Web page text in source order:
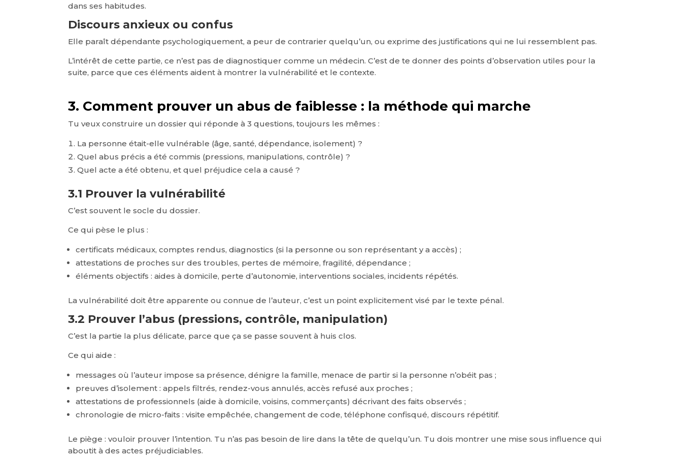
dans ses habitudes.
Discours anxieux ou confus
Elle paraît dépendante psychologiquement, a peur de contrarier quelqu’un, ou exprime des justifications qui ne lui ressemblent pas.
L’intérêt de cette partie, ce n’est pas de diagnostiquer comme un médecin. C’est de te donner des points d’observation utiles pour la
suite, parce que ces éléments aident à montrer la vulnérabilité et le contexte.
3. Comment prouver un abus de faiblesse : la méthode qui marche
Tu veux construire un dossier qui réponde à 3 questions, toujours les mêmes :
La personne était-elle vulnérable (âge, santé, dépendance, isolement) ?
Quel abus précis a été commis (pressions, manipulations, contrôle) ?
Quel acte a été obtenu, et quel préjudice cela a causé ?
3.1 Prouver la vulnérabilité
C’est souvent le socle du dossier.
Ce qui pèse le plus :
certificats médicaux, comptes rendus, diagnostics (si la personne ou son représentant y a accès) ;
attestations de proches sur des troubles, pertes de mémoire, fragilité, dépendance ;
éléments objectifs : aides à domicile, perte d’autonomie, interventions sociales, incidents répétés.
La vulnérabilité doit être apparente ou connue de l’auteur, c’est un point explicitement visé par le texte pénal.
3.2 Prouver l’abus (pressions, contrôle, manipulation)
C’est la partie la plus délicate, parce que ça se passe souvent à huis clos.
Ce qui aide :
messages où l’auteur impose sa présence, dénigre la famille, menace de partir si la personne n’obéit pas ;
preuves d’isolement : appels filtrés, rendez-vous annulés, accès refusé aux proches ;
attestations de professionnels (aide à domicile, voisins, commerçants) décrivant des faits observés ;
chronologie de micro-faits : visite empêchée, changement de code, téléphone confisqué, discours répétitif.
Le piège : vouloir prouver l’intention. Tu n’as pas besoin de lire dans la tête de quelqu’un. Tu dois montrer une mise sous influence qui
aboutit à des actes préjudiciables.